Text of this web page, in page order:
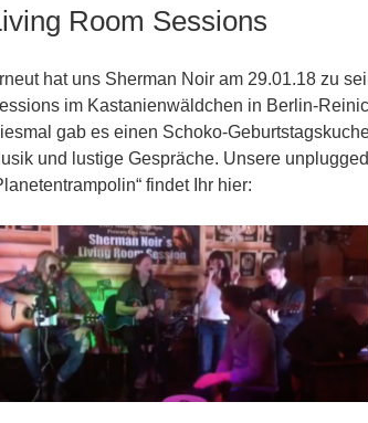
Room Sessions
hat uns Sherman Noir am 29.01.18 zu
im Kastanienwäldchen in Berlin-
gab es einen Schoko-
und lustige Gespräche. Unsere
findet Ihr hier: